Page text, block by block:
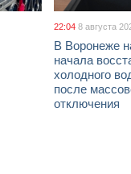
22:04 8 августа
В Воронеже
начала
холодного
после
отключения